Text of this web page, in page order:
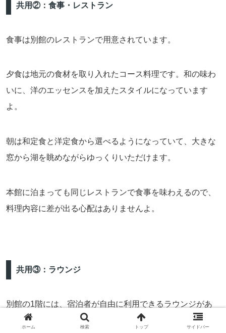
共用②：食事・レストラン
食事は別館のレストランで用意されています。
夕食は地元の食材を取り入れたコース料理です。和の味わ
いに、洋のエッセンスを加えたスタイルになっています
よ。
朝は和定食と洋定食から選べるようになっていて、大きな
窓から湖を眺めながらゆっくりいただけます。
本館に泊まっても同じレストランで食事を味わえるので、
料理内容に差が出る心配はありませんよ。
共用③：ラウンジ
別館の1階には、宿泊者が自由に利用できるラウンジがあ
ります。
ホーム 検索 トップ サイドバー